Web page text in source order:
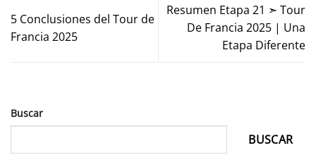
5 Conclusiones del Tour de
Francia 2025
Resumen Etapa 21 ➣ Tour
De Francia 2025 | Una
Etapa Diferente
Buscar
BUSCAR